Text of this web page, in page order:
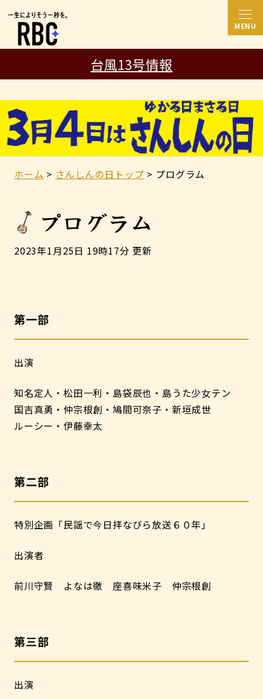
台風13号情報
ホーム さんしんの日トップ プログラム
プログラム
2023年1月25日 19時17分 更新
第一部
出演
知名定人・松田一利・島袋辰也・島うた少女テン
国吉真勇・仲宗根創・鳩間可奈子・新垣成世
ルーシー・伊藤幸太
第二部
特別企画「民謡で今日拝なびら放送６０年」
出演者
前川守賢 よなは徹 座喜味米子 仲宗根創
第三部
出演